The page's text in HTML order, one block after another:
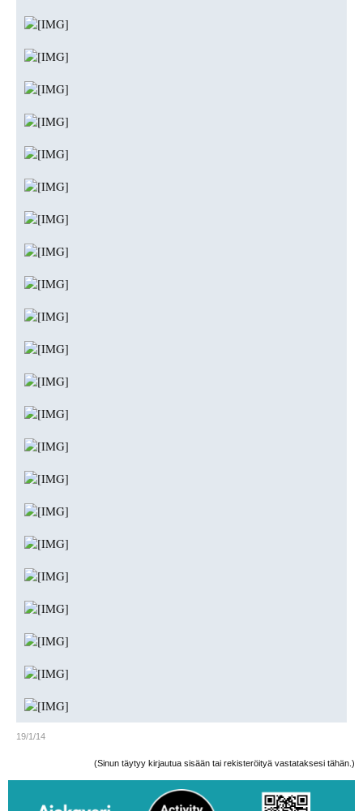
19/1/14
(Sinun täytyy kirjautua sisään tai rekisteröityä vastataksesi tähän.)